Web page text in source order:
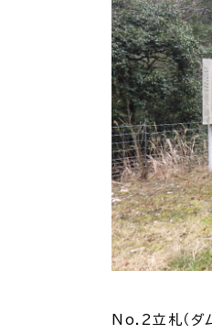
目的
各種相
No.2立札（ダ